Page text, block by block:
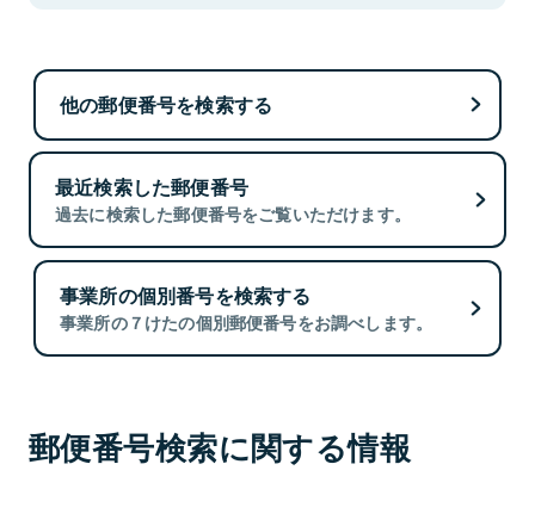
他の郵便番号を検索する
最近検索した郵便番号
過去に検索した郵便番号をご覧いただけます。
事業所の個別番号を検索する
事業所の７けたの個別郵便番号をお調べします。
郵便番号検索に関する情報